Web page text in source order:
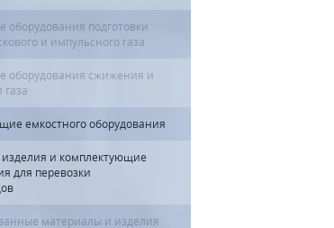
оборудования подготовки
и импульсного газа
оборудования сжижения и
емкостного оборудования
и комплектующие
для перевозки
материалы и изделия